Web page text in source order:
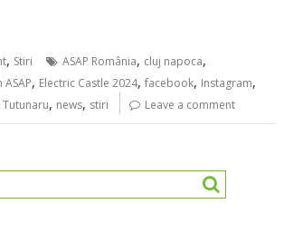
, Stiri ASAP România, cluj napoca,
, Electric Castle 2024,facebook, Instagram,
Tutunaru, news, stiri Leave a comment